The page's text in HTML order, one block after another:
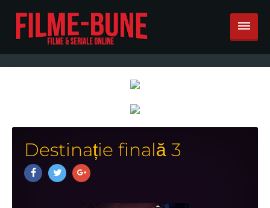
Destinație finală 3